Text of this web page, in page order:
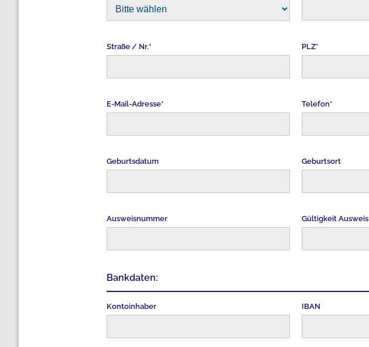
Straße / Nr.* PLZ*
E-Mail-Adresse* Telefon*
Geburtsdatum Geburtsort
Ausweisnummer Gültigkeit Ausweis
Bankdaten:
Kontoinhaber IBAN